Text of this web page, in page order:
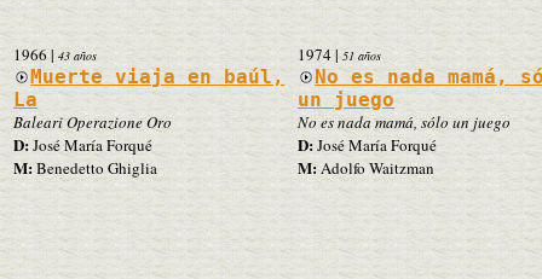
1966| 43 años
Muerte viaja en baúl,
La
Baleari Operazione Oro
D:José María Forqué
M:Benedetto Ghiglia
1974|51 años
No es nada mamá,
un juego
No es nada mamá, sólo un juego
D:José María Forqué
M:Adolfo Waitzman